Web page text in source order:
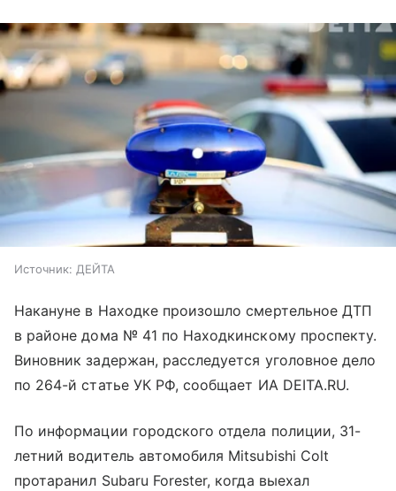
Источник: ДЕЙТА
Накануне в Находке произошло смертельное ДТП
в районе дома № 41 по Находкинскому проспекту.
Виновник задержан, расследуется уголовное дело
по 264-й статье УК РФ, сообщает ИА DEITA.RU.
По информации городского отдела полиции, 31-
летний водитель автомобиля Mitsubishi Colt
протаранил Subaru Forester, когда выехал